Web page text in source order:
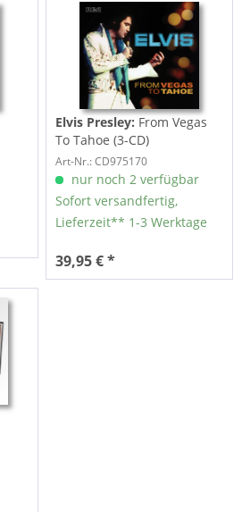
Elvis Presley: From Vegas
To Tahoe (3-CD)
Art-Nr.: CD975170
nur noch 2 verfügbar
Sofort versandfertig,
Lieferzeit** 1-3 Werktage
39,95 € *